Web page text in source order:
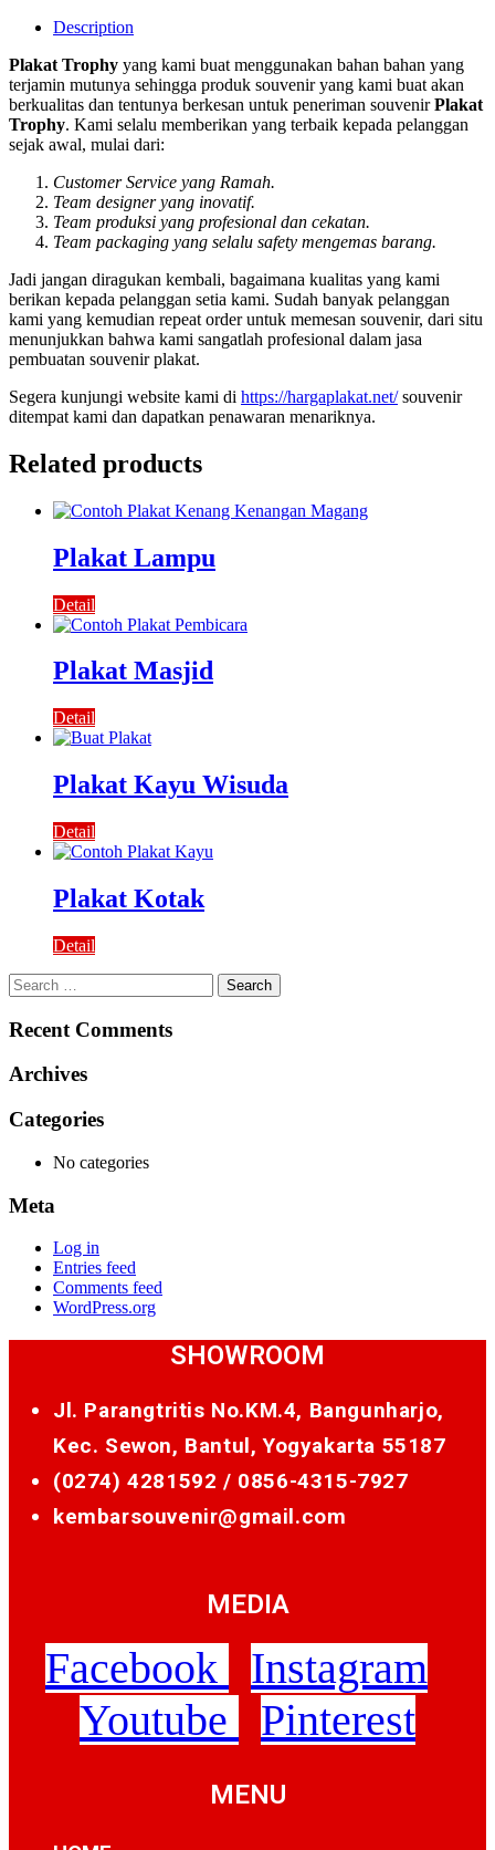
Description
Plakat Trophy yang kami buat menggunakan bahan bahan yang
terjamin mutunya sehingga produk souvenir yang kami buat akan
berkualitas dan tentunya berkesan untuk peneriman souvenirPlakat
Trophy. Kami selalu memberikan yang terbaik kepada pelanggan
sejak awal, mulai dari:
Customer Service yang Ramah.
Team designer yang inovatif.
Team produksi yang profesional dan cekatan.
Team packaging yang selalu safety mengemas barang.
Jadi jangan diragukan kembali, bagaimana kualitas yang kami
berikan kepada pelanggan setia kami. Sudah banyak pelanggan
kami yang kemudian repeat order untuk memesan souvenir, dari situ
menunjukkan bahwa kami sangatlah profesional dalam jasa
pembuatan souvenir plakat.
Segera kunjungi website kami di https://hargaplakat.net/souvenir
ditempat kami dan dapatkan penawaran menariknya.
Related products
Plakat Lampu
Detail
Plakat Masjid
Detail
Plakat Kayu Wisuda
Detail
Plakat Kotak
Detail
Search
for:
Recent Comments
Archives
Categories
No categories
Meta
Log in
Entries feed
Comments feed
WordPress.org
SHOWROOM
Jl. Parangtritis No.KM.4, Bangunharjo,
Kec. Sewon, Bantul, Yogyakarta 55187
(0274) 4281592 / 0856-4315-7927
kembarsouvenir@gmail.com
MEDIA
Facebook
Instagram
Youtube
Pinterest
MENU